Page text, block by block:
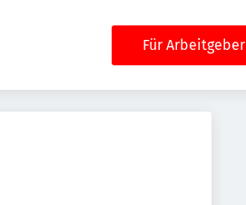
Für Arbeitgeber